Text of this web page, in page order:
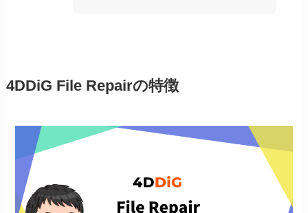
4DDiG File Repairの特徴